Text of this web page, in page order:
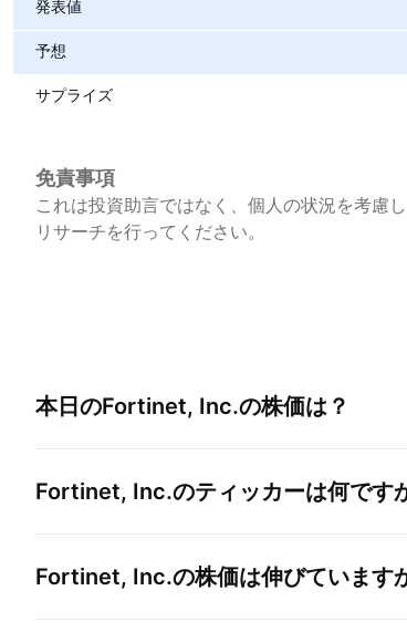
発表値
予想
サプライズ
免責事項
これは投資助言ではなく、個人の状況を考慮
リサーチを行ってください。
本日のFortinet, Inc.の株価は？
Fortinet, Inc.のティッカーは何です
Fortinet, Inc.の株価は伸びています